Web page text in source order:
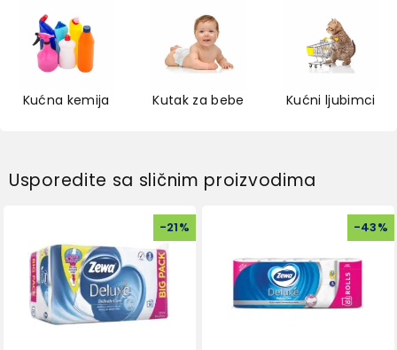
Kućna kemija Kutak za bebe Kućni ljubimci
Usporedite sa sličnim proizvodima
-21% -43%